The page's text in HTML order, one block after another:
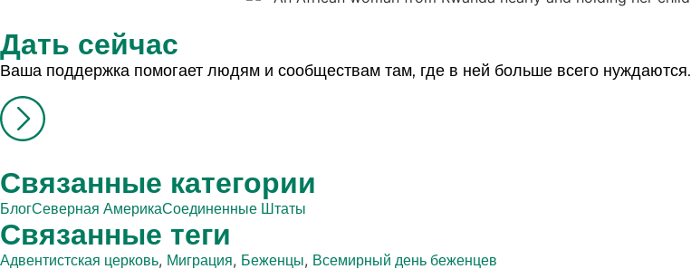
Дать сейчас
Ваша поддержка помогает людям и сообществам там, где в ней больше всего нуждаются.
Связанные категории
БлогСеверная АмерикаСоединенные Штаты
Связанные теги
Адвентистская церковь, Миграция, Беженцы, Всемирный день беженцев